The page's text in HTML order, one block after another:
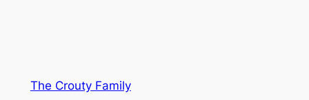
The Crouty Family